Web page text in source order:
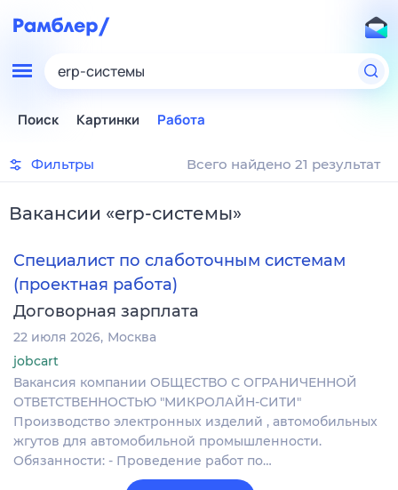
erp-системы
Поиск Картинки Работа
Фильтры Всего найдено 21 результат
Вакансии «erp-системы»
Специалист по слаботочным системам
(проектная работа)
Договорная зарплата
22 июля 2026 Москва
jobcart
Вакансия компании ОБЩЕСТВО С ОГРАНИЧЕННОЙ
ОТВЕТСТВЕННОСТЬЮ "МИКРОЛАЙН-СИТИ"
Производство электронных изделий , автомобильных
жгутов для автомобильной промышленности.
Обязанности: - Проведение работ по…